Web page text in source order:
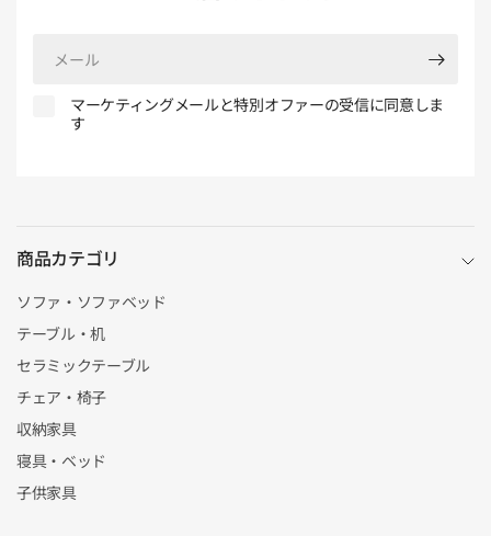
マーケティングメールと特別オファーの受信に同意しま
す
商品カテゴリ
ソファ・ソファベッド
テーブル・机
セラミックテーブル
チェア・椅子
収納家具
寝具・ベッド
子供家具